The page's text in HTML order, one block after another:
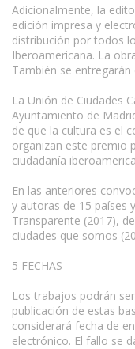
Adicionalmente, la
edición impresa y
distribución por todos
Iberoamericana. La
También se
La Unión de Ciudades
Ayuntamiento de
de que la cultura es el
organizan este premio
ciudadanía
En las anteriores
y autoras de 15 países
Transparente (2017),
ciudades que somos
5 FECHAS
Los trabajos podrán
publicación de estas
considerará fecha de
electrónico. El fallo se